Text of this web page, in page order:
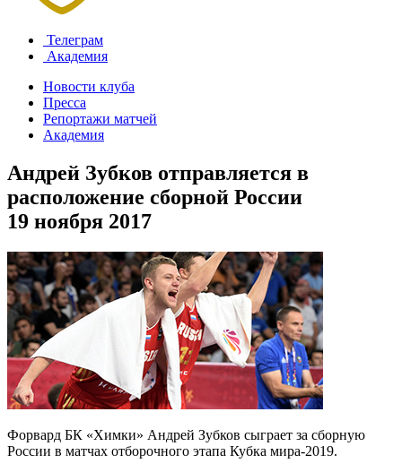
Телеграм
Академия
Новости клуба
Пресса
Репортажи матчей
Академия
Андрей Зубков отправляется в
расположение сборной России
19 ноября 2017
Форвард БК «Химки» Андрей Зубков сыграет за сборную
России в матчах отборочного этапа Кубка мира-2019.